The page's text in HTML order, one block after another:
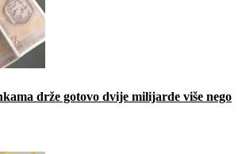
drže gotovo dvije milijarde više nego